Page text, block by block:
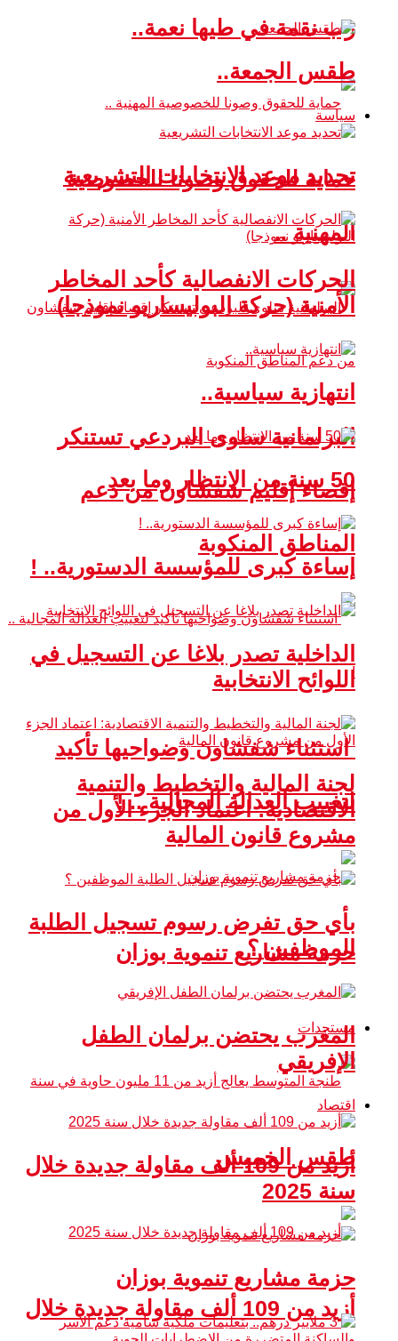
رب نقمة في طيها نعمة..
حماية للحقوق وصونا للخصوصية
المهنية ..
البرلمانية سلوى البردعي تستنكر
إقصاء إقليم شفشاون من دعم
المناطق المنكوبة
استثناء شفشاون وضواحيها تأكيد
لتغييب العدالة المجالية .. !
حزمة مشاريع تنموية بوزان
مستجدات
طقس الخميس
أزيد من 109 ألف مقاولة جديدة خلال
طقس الجمعة..
سياسة
تحديد موعد الانتخابات التشريعية
الحركات الانفصالية كأحد المخاطر
الأمنية (حركة البوليساريو نموذجا)
انتهازية سياسية..
50 سنة من الانتظار وما بعد
إساءة كبرى للمؤسسة الدستورية.. !
الداخلية تصدر بلاغا عن التسجيل في
اللوائح الانتخابية
لجنة المالية والتخطيط والتنمية
الاقتصادية: اعتماد الجزء الأول من
مشروع قانون المالية
بأي حق تفرض رسوم تسجيل الطلبة
الموظفين ؟
المغرب يحتضن برلمان الطفل
الإفريقي
اقتصاد
أزيد من 109 ألف مقاولة جديدة خلال
سنة 2025
حزمة مشاريع تنموية بوزان